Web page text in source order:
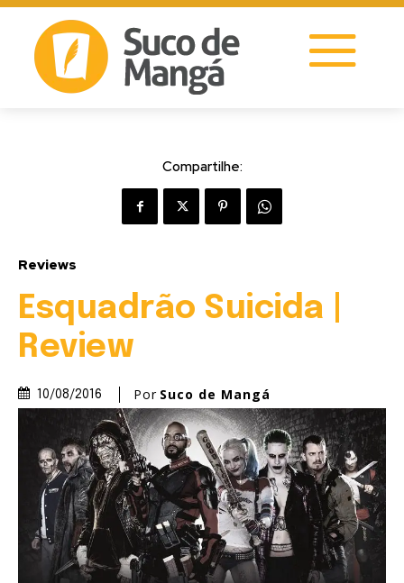
Compartilhe:
Reviews
Esquadrão Suicida |
Review
10/08/2016 Por Suco de Mangá